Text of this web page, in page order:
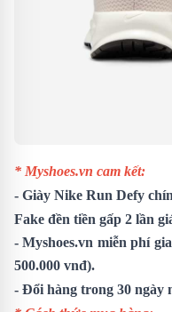
* Myshoes.vn cam kết:
- Giày Nike Run Defy
Fake đền tiền gấp 2 lần
- Myshoes.vn miễn phí
500.000 vnđ).
- Đổi hàng trong 30 ngày